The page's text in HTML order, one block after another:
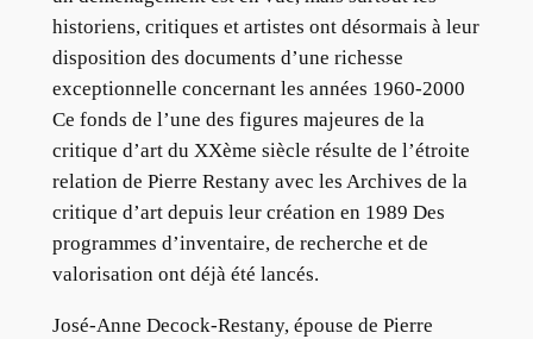
historiens, critiques et artistes ont désormais à leur
disposition des documents d’une richesse
exceptionnelle concernant les années 1960-2000
Ce fonds de l’une des figures majeures de la
critique d’art du XXème siècle résulte de l’étroite
relation de Pierre Restany avec les Archives de la
critique d’art depuis leur création en 1989 Des
programmes d’inventaire, de recherche et de
valorisation ont déjà été lancés.
José-Anne Decock-Restany, épouse de Pierre